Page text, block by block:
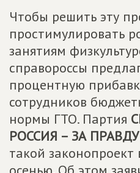
Чтобы решить эту
простимулировать
занятиям
справороссы
процентную
сотрудников
нормы ГТО. Партия
РОССИЯ – ЗА ПРАВДУ
такой законопроект